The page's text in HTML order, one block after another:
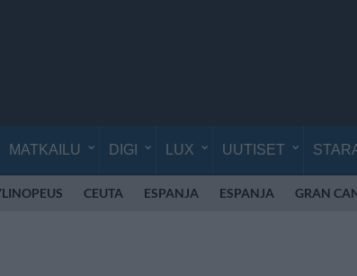
MATKAILU DIGI LUX UUTISET
CEUTA ESPANJA ESPANJA GRAN